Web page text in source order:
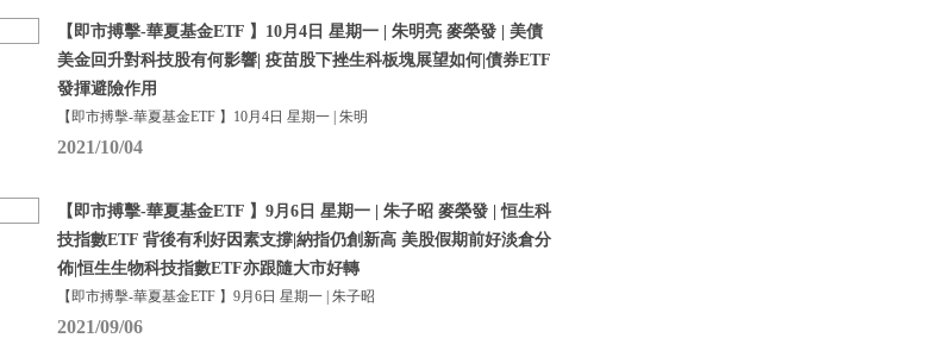
【即市搏擊-華夏基金ETF 】10月4日 星期一 | 朱明亮 麥榮發 | 美債
美金回升對科技股有何影響| 疫苗股下挫生科板塊展望如何|債券ETF
發揮避險作用
【即市搏擊-華夏基金ETF 】10月4日 星期一 | 朱明
2021/10/04
【即市搏擊-華夏基金ETF 】9月6日 星期一 | 朱子昭 麥榮發 | 恒生科
技指數ETF 背後有利好因素支撐|納指仍創新高 美股假期前好淡倉分
佈|恒生生物科技指數ETF亦跟隨大市好轉
【即市搏擊-華夏基金ETF 】9月6日 星期一 | 朱子昭
2021/09/06